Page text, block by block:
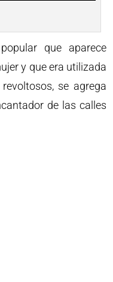
que aparece
y que era utilizada
se agrega
de las calles